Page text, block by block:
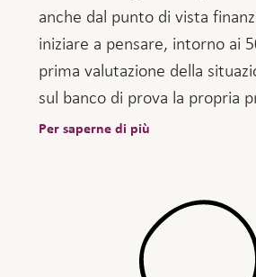
anche dal punto di vista
iniziare a pensare, intorno ai
prima valutazione della
sul banco di prova la propria
Per saperne di più